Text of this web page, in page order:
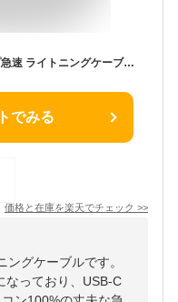
楽天1位 P3倍【2本目半額】最新チップ急速 ライトニングケーブル 15-27w 急速 iphone 充電 ケーブル Lightning iphone充電器 iphone充電コード 急速充電 inklink 純正 iphoneケーブル ライトニング type-c 充電コード usb-c タイプc 急速充電器 コード usb ケーブル 1m 2m
でみる
価格と在庫を楽天でチェック >>
グケーブルです。
なっており、USB-C